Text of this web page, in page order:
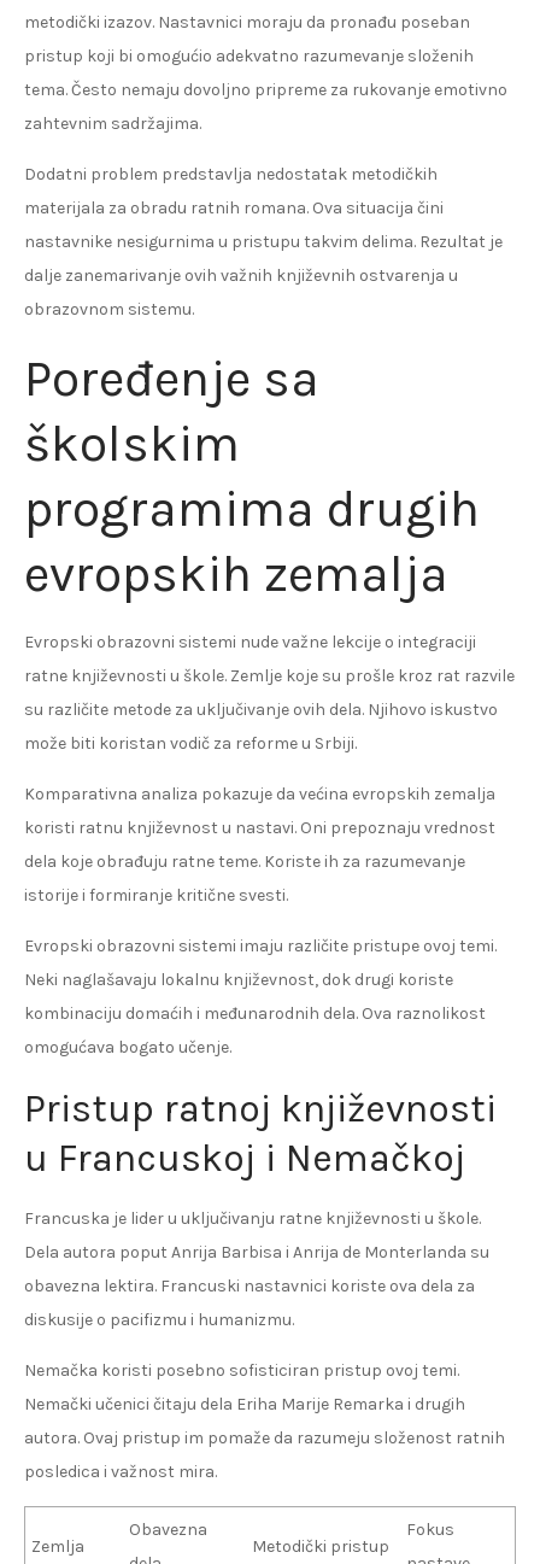
metodički izazov. Nastavnici moraju da pronađu poseban
pristup koji bi omogućio adekvatno razumevanje složenih
tema. Često nemaju dovoljno pripreme za rukovanje emotivno
zahtevnim sadržajima.
Dodatni problem predstavlja nedostatak metodičkih
materijala za obradu ratnih romana. Ova situacija čini
nastavnike nesigurnima u pristupu takvim delima. Rezultat je
dalje zanemarivanje ovih važnih književnih ostvarenja u
obrazovnom sistemu.
Poređenje sa
školskim
programima drugih
evropskih zemalja
Evropski obrazovni sistemi nude važne lekcije o integraciji
ratne književnosti u škole. Zemlje koje su prošle kroz rat razvile
su različite metode za uključivanje ovih dela. Njihovo iskustvo
može biti koristan vodič za reforme u Srbiji.
Komparativna analiza pokazuje da većina evropskih zemalja
koristi ratnu književnost u nastavi. Oni prepoznaju vrednost
dela koje obrađuju ratne teme. Koriste ih za razumevanje
istorije i formiranje kritične svesti.
Evropski obrazovni sistemi imaju različite pristupe ovoj temi.
Neki naglašavaju lokalnu književnost, dok drugi koriste
kombinaciju domaćih i međunarodnih dela. Ova raznolikost
omogućava bogato učenje.
Pristup ratnoj književnosti
u Francuskoj i Nemačkoj
Francuska je lider u uključivanju ratne književnosti u škole.
Dela autora poput Anrija Barbisa i Anrija de Monterlanda su
obavezna lektira. Francuski nastavnici koriste ova dela za
diskusije o pacifizmu i humanizmu.
Nemačka koristi posebno sofisticiran pristup ovoj temi.
Nemački učenici čitaju dela Eriha Marije Remarka i drugih
autora. Ovaj pristup im pomaže da razumeju složenost ratnih
posledica i važnost mira.
Zemlja
Obavezna
Metodički pristup
Fokus